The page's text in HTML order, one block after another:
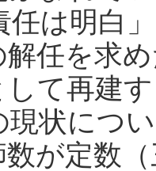
任は明白
任を求
て再建
状につ
が定数